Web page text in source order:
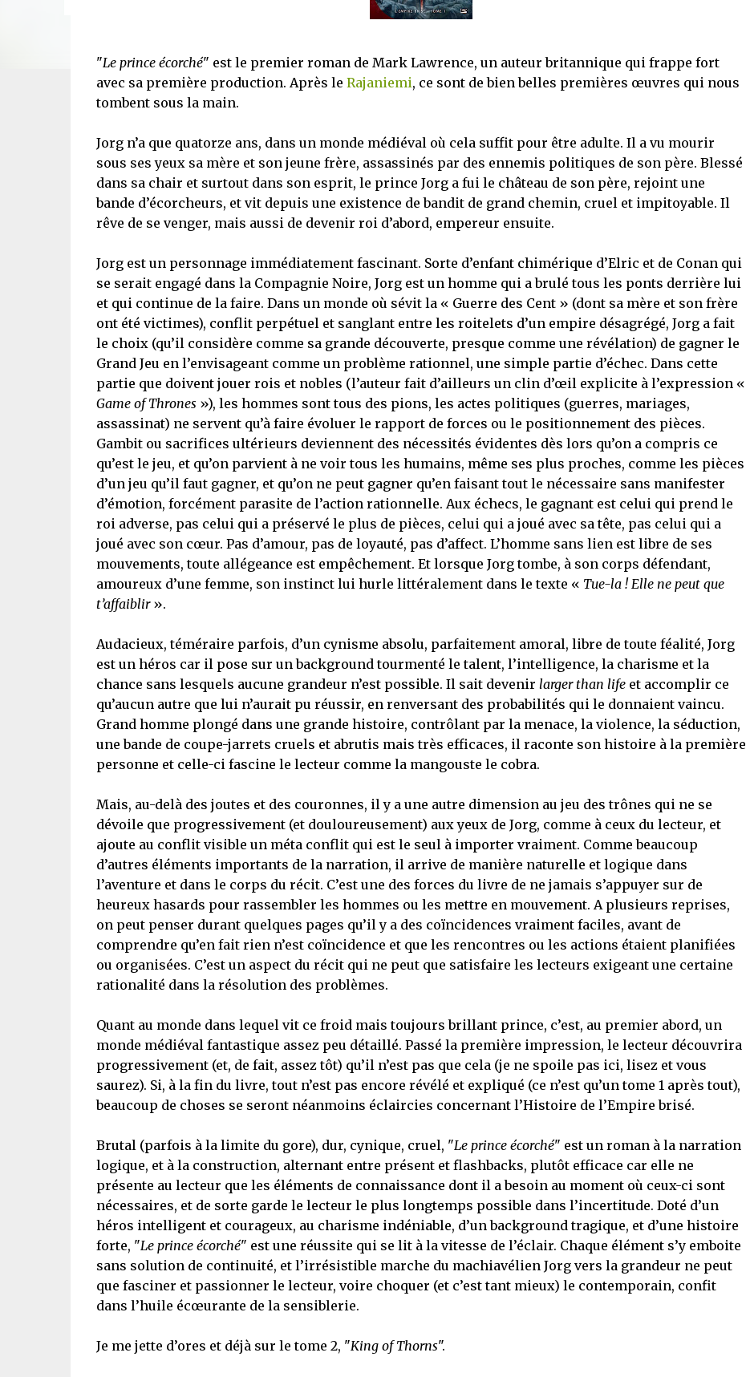
"Le prince écorché" est le premier roman de Mark Lawrence, un auteur britannique qui frappe fort
avec sa première production. Après le Rajaniemi, ce sont de bien belles premières œuvres qui nous
tombent sous la main.
Jorg n’a que quatorze ans, dans un monde médiéval où cela suffit pour être adulte. Il a vu mourir
sous ses yeux sa mère et son jeune frère, assassinés par des ennemis politiques de son père. Blessé
dans sa chair et surtout dans son esprit, le prince Jorg a fui le château de son père, rejoint une
bande d’écorcheurs, et vit depuis une existence de bandit de grand chemin, cruel et impitoyable. Il
rêve de se venger, mais aussi de devenir roi d’abord, empereur ensuite.
Jorg est un personnage immédiatement fascinant. Sorte d’enfant chimérique d’Elric et de Conan qui
se serait engagé dans la Compagnie Noire, Jorg est un homme qui a brulé tous les ponts derrière lui
et qui continue de la faire. Dans un monde où sévit la « Guerre des Cent » (dont sa mère et son frère
ont été victimes), conflit perpétuel et sanglant entre les roitelets d’un empire désagrégé, Jorg a fait
le choix (qu’il considère comme sa grande découverte, presque comme une révélation) de gagner le
Grand Jeu en l’envisageant comme un problème rationnel, une simple partie d’échec. Dans cette
partie que doivent jouer rois et nobles (l’auteur fait d’ailleurs un clin d’œil explicite à l’expression «
Game of Thrones »), les hommes sont tous des pions, les actes politiques (guerres, mariages,
assassinat) ne servent qu’à faire évoluer le rapport de forces ou le positionnement des pièces.
Gambit ou sacrifices ultérieurs deviennent des nécessités évidentes dès lors qu’on a compris ce
qu’est le jeu, et qu’on parvient à ne voir tous les humains, même ses plus proches, comme les pièces
d’un jeu qu’il faut gagner, et qu’on ne peut gagner qu’en faisant tout le nécessaire sans manifester
d’émotion, forcément parasite de l’action rationnelle. Aux échecs, le gagnant est celui qui prend le
roi adverse, pas celui qui a préservé le plus de pièces, celui qui a joué avec sa tête, pas celui qui a
joué avec son cœur. Pas d’amour, pas de loyauté, pas d’affect. L’homme sans lien est libre de ses
mouvements, toute allégeance est empêchement. Et lorsque Jorg tombe, à son corps défendant,
amoureux d’une femme, son instinct lui hurle littéralement dans le texte « Tue-la ! Elle ne peut que
t’affaiblir».
Audacieux, téméraire parfois, d’un cynisme absolu, parfaitement amoral, libre de toute féalité, Jorg
est un héros car il pose sur un background tourmenté le talent, l’intelligence, la charisme et la
chance sans lesquels aucune grandeur n’est possible. Il sait devenir larger than lifeet accomplir ce
qu’aucun autre que lui n’aurait pu réussir, en renversant des probabilités qui le donnaient vaincu.
Grand homme plongé dans une grande histoire, contrôlant par la menace, la violence, la séduction,
une bande de coupe-jarrets cruels et abrutis mais très efficaces, il raconte son histoire à la première
personne et celle-ci fascine le lecteur comme la mangouste le cobra.
Mais, au-delà des joutes et des couronnes, il y a une autre dimension au jeu des trônes qui ne se
dévoile que progressivement (et douloureusement) aux yeux de Jorg, comme à ceux du lecteur, et
ajoute au conflit visible un méta conflit qui est le seul à importer vraiment. Comme beaucoup
d’autres éléments importants de la narration, il arrive de manière naturelle et logique dans
l’aventure et dans le corps du récit. C’est une des forces du livre de ne jamais s’appuyer sur de
heureux hasards pour rassembler les hommes ou les mettre en mouvement. A plusieurs reprises,
on peut penser durant quelques pages qu’il y a des coïncidences vraiment faciles, avant de
comprendre qu’en fait rien n’est coïncidence et que les rencontres ou les actions étaient planifiées
ou organisées. C’est un aspect du récit qui ne peut que satisfaire les lecteurs exigeant une certaine
rationalité dans la résolution des problèmes.
Quant au monde dans lequel vit ce froid mais toujours brillant prince, c’est, au premier abord, un
monde médiéval fantastique assez peu détaillé. Passé la première impression, le lecteur découvrira
progressivement (et, de fait, assez tôt) qu’il n’est pas que cela (je ne spoile pas ici, lisez et vous
saurez). Si, à la fin du livre, tout n’est pas encore révélé et expliqué (ce n’est qu’un tome 1 après tout),
beaucoup de choses se seront néanmoins éclaircies concernant l’Histoire de l’Empire brisé.
Brutal (parfois à la limite du gore), dur, cynique, cruel, "Le prince écorché" est un roman à la narration
logique, et à la construction, alternant entre présent et flashbacks, plutôt efficace car elle ne
présente au lecteur que les éléments de connaissance dont il a besoin au moment où ceux-ci sont
nécessaires, et de sorte garde le lecteur le plus longtemps possible dans l’incertitude. Doté d’un
héros intelligent et courageux, au charisme indéniable, d’un background tragique, et d’une histoire
forte, "Le prince écorché" est une réussite qui se lit à la vitesse de l’éclair. Chaque élément s’y emboite
sans solution de continuité, et l’irrésistible marche du machiavélien Jorg vers la grandeur ne peut
que fasciner et passionner le lecteur, voire choquer (et c’est tant mieux) le contemporain, confit
dans l’huile écœurante de la sensiblerie.
Je me jette d’ores et déjà sur le tome 2, "King of Thorns".